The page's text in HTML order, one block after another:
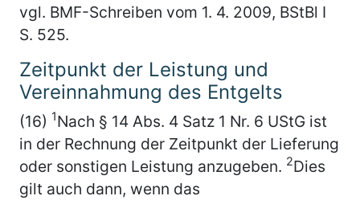
vgl. BMF-Schreiben vom 1. 4. 2009, BStBl I
S. 525.
Zeitpunkt der Leistung und
Vereinnahmung des Entgelts
(16) 1Nach § 14 Abs. 4 Satz 1 Nr. 6 UStG ist
in der Rechnung der Zeitpunkt der Lieferung
oder sonstigen Leistung anzugeben. 2Dies
gilt auch dann, wenn das